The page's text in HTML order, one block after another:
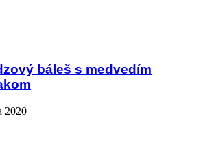
báleš s medvedím
2020